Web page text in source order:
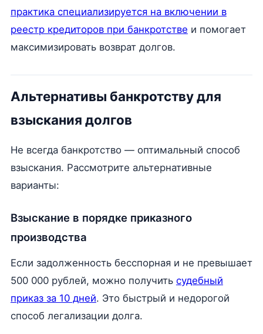
практика специализируется на включении в
реестр кредиторов при банкротстве и помогает
максимизировать возврат долгов.
Альтернативы банкротству для
взыскания долгов
Не всегда банкротство — оптимальный способ
взыскания. Рассмотрите альтернативные
варианты:
Взыскание в порядке приказного
производства
Если задолженность бесспорная и не превышает
500 000 рублей, можно получить судебный
приказ за 10 дней. Это быстрый и недорогой
способ легализации долга.